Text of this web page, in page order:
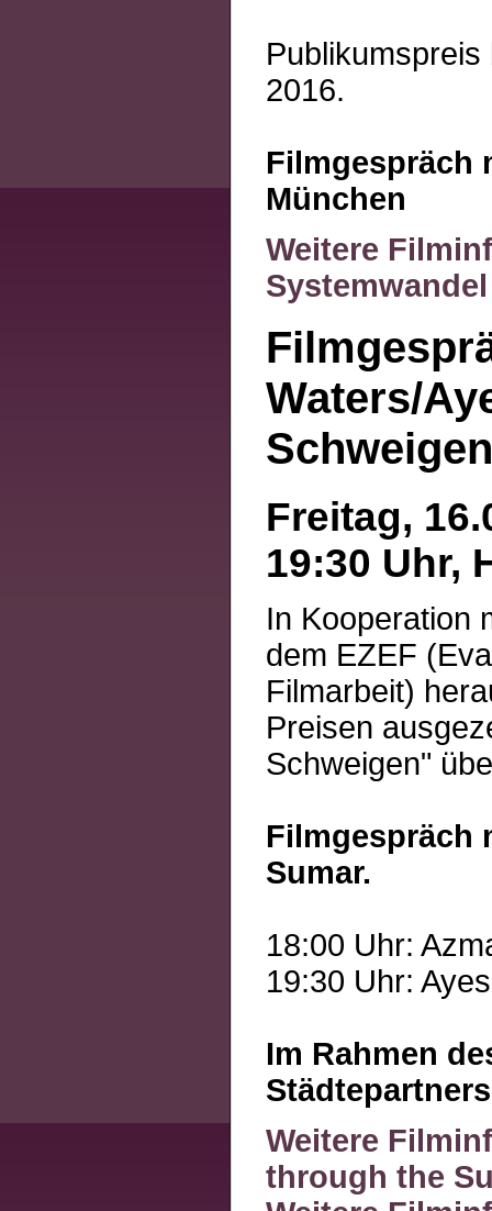
2016.
Filmgespräch
München
Weitere
Waters/
Schweigen
Freitag,
19:30 Uhr,
In Kooperation
dem EZEF
Filmarbeit)
Preisen
Schweigen"
Filmgespräch
Sumar.
18:00 Uhr:
19:30 Uhr:
Im Rahmen
Weitere
through the